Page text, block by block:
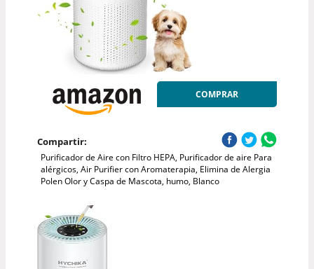
COMPRAR
Compartir:
Purificador de Aire con Filtro HEPA, Purificador de aire Para
alérgicos, Air Purifier con Aromaterapia, Elimina de Alergia
Polen Olor y Caspa de Mascota, humo, Blanco